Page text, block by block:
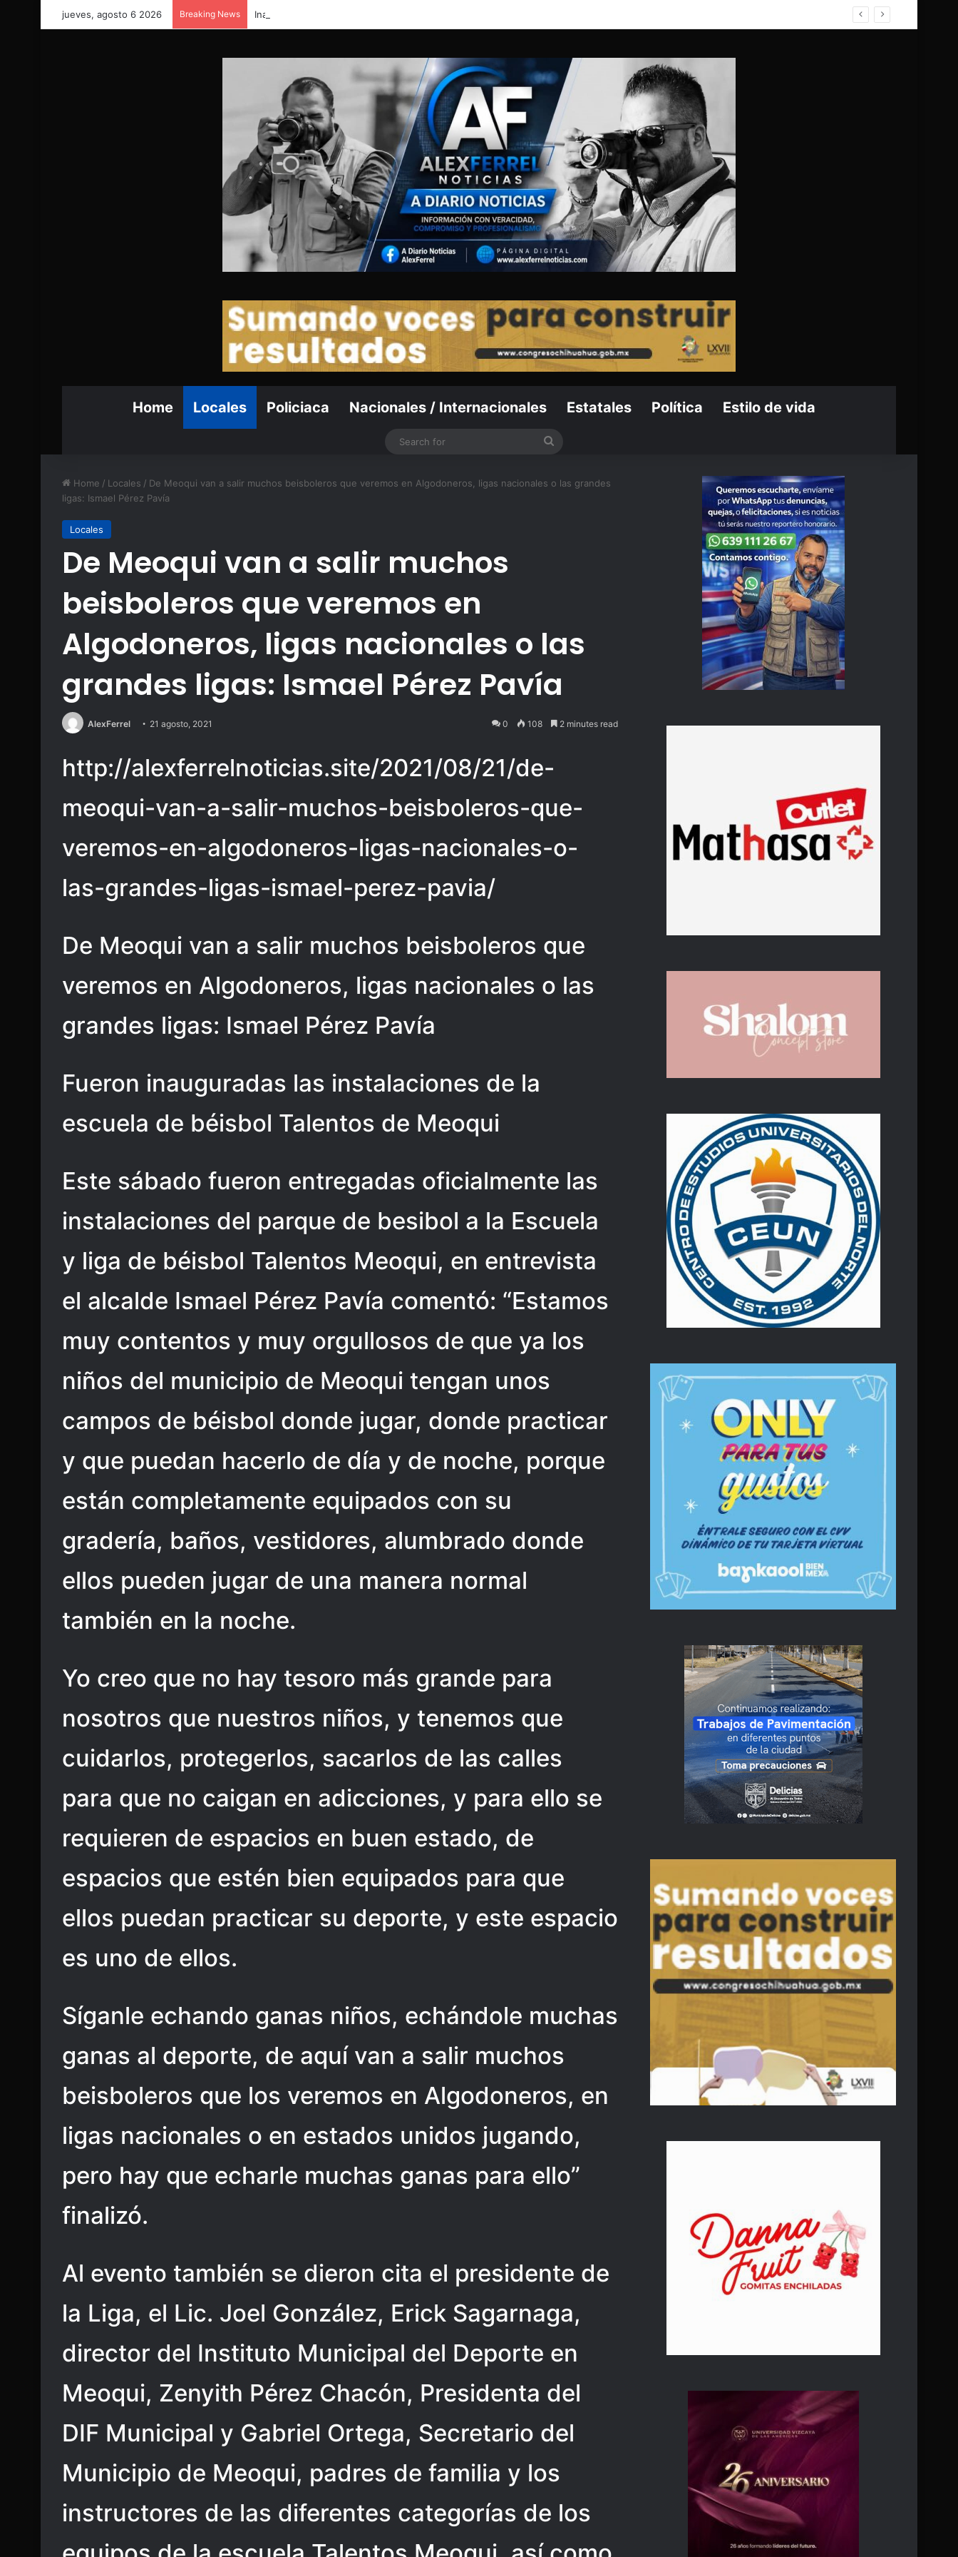
jueves, agosto 6 2026 Breaking News Inauguran puentes vehiculares para ingreso a la Cascada de Cusárare
Home Locales Policiaca Nacionales / Internacionales Estatales Política Estilo de vida
Search
Home / Locales / De Meoqui van a salir muchos beisboleros que veremos en Algodoneros, ligas nacionales o las grandes
ligas: Ismael Pérez Pavía
Locales
De Meoqui van a salir muchos
beisboleros que veremos en
Algodoneros, ligas nacionales o las
grandes ligas: Ismael Pérez Pavía
AlexFerrel 21 agosto, 2021 0 108 2 minutes read
http://alexferrelnoticias.site/2021/08/21/de-
meoqui-van-a-salir-muchos-beisboleros-que-
veremos-en-algodoneros-ligas-nacionales-o-
las-grandes-ligas-ismael-perez-pavia/
De Meoqui van a salir muchos beisboleros que
veremos en Algodoneros, ligas nacionales o las
grandes ligas: Ismael Pérez Pavía
Fueron inauguradas las instalaciones de la
escuela de béisbol Talentos de Meoqui
Este sábado fueron entregadas oficialmente las
instalaciones del parque de besibol a la Escuela
y liga de béisbol Talentos Meoqui, en entrevista
el alcalde Ismael Pérez Pavía comentó: “Estamos
muy contentos y muy orgullosos de que ya los
niños del municipio de Meoqui tengan unos
campos de béisbol donde jugar, donde practicar
y que puedan hacerlo de día y de noche, porque
están completamente equipados con su
gradería, baños, vestidores, alumbrado donde
ellos pueden jugar de una manera normal
también en la noche.
Yo creo que no hay tesoro más grande para
nosotros que nuestros niños, y tenemos que
cuidarlos, protegerlos, sacarlos de las calles
para que no caigan en adicciones, y para ello se
requieren de espacios en buen estado, de
espacios que estén bien equipados para que
ellos puedan practicar su deporte, y este espacio
es uno de ellos.
Síganle echando ganas niños, echándole muchas
ganas al deporte, de aquí van a salir muchos
beisboleros que los veremos en Algodoneros, en
ligas nacionales o en estados unidos jugando,
pero hay que echarle muchas ganas para ello”
finalizó.
Al evento también se dieron cita el presidente de
la Liga, el Lic. Joel González, Erick Sagarnaga,
director del Instituto Municipal del Deporte en
Meoqui, Zenyith Pérez Chacón, Presidenta del
DIF Municipal y Gabriel Ortega, Secretario del
Municipio de Meoqui, padres de familia y los
instructores de las diferentes categorías de los